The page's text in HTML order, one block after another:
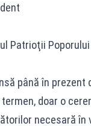
Patrioţii Poporului
până în prezent
doar o
necesară